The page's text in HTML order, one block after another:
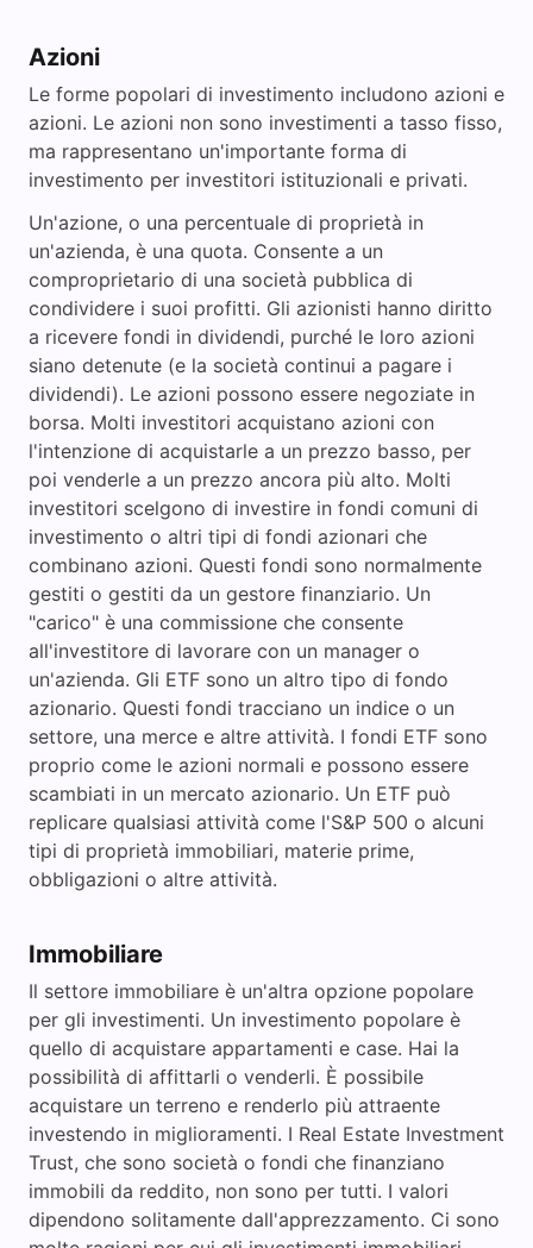
Azioni
Le forme popolari di investimento includono azioni e
azioni. Le azioni non sono investimenti a tasso fisso,
ma rappresentano un'importante forma di
investimento per investitori istituzionali e privati.
Un'azione, o una percentuale di proprietà in
un'azienda, è una quota. Consente a un
comproprietario di una società pubblica di
condividere i suoi profitti. Gli azionisti hanno diritto
a ricevere fondi in dividendi, purché le loro azioni
siano detenute (e la società continui a pagare i
dividendi). Le azioni possono essere negoziate in
borsa. Molti investitori acquistano azioni con
l'intenzione di acquistarle a un prezzo basso, per
poi venderle a un prezzo ancora più alto. Molti
investitori scelgono di investire in fondi comuni di
investimento o altri tipi di fondi azionari che
combinano azioni. Questi fondi sono normalmente
gestiti o gestiti da un gestore finanziario. Un
"carico" è una commissione che consente
all'investitore di lavorare con un manager o
un'azienda. Gli ETF sono un altro tipo di fondo
azionario. Questi fondi tracciano un indice o un
settore, una merce e altre attività. I fondi ETF sono
proprio come le azioni normali e possono essere
scambiati in un mercato azionario. Un ETF può
replicare qualsiasi attività come l'S&P 500 o alcuni
tipi di proprietà immobiliari, materie prime,
obbligazioni o altre attività.
Immobiliare
Il settore immobiliare è un'altra opzione popolare
per gli investimenti. Un investimento popolare è
quello di acquistare appartamenti e case. Hai la
possibilità di affittarli o venderli. È possibile
acquistare un terreno e renderlo più attraente
investendo in miglioramenti. I Real Estate Investment
Trust, che sono società o fondi che finanziano
immobili da reddito, non sono per tutti. I valori
dipendono solitamente dall'apprezzamento. Ci sono